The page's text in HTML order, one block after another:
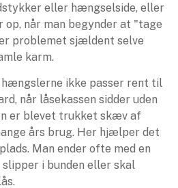
eller hængselside, eller
op, når man begynder at "tage
problemet sjældent selve
karm.
hængslerne ikke passer rent til
når låsekassen sidder uden
er blevet trukket skæv af
års brug. Her hjælper det
Man ender ofte med en
i bunden eller skal